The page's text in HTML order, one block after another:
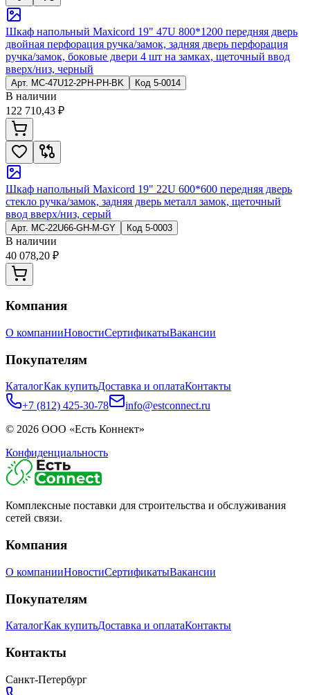
Шкаф напольный Maxicord 19" 47U 800*1200 передняя дверь
двойная перфорация ручка/замок, задняя дверь перфорация
ручка/замок, боковые двери 4 шт на замках, щеточный ввод
вверх/низ, черный
Арт. MC-47U12-2PH-PH-BK Код 5-0014
В наличии
122 710,43 ₽
Шкаф напольный Maxicord 19" 22U 600*600 передняя дверь
стекло ручка/замок, задняя дверь металл замок, щеточный
ввод вверх/низ, серый
Арт. MC-22U66-GH-M-GY Код 5-0003
В наличии
40 078,20 ₽
Компания
О компанииНовостиСертификатыВакансии
Покупателям
КаталогКак купитьДоставка и оплатаКонтакты
+7 (812) 425-30-78
info@estconnect.ru
© 2026 ООО «Есть Коннект»
Конфиденциальность
Комплексные поставки для строительства и обслуживания
сетей связи.
Компания
О компанииНовостиСертификатыВакансии
Покупателям
КаталогКак купитьДоставка и оплатаКонтакты
Контакты
Санкт-Петербург